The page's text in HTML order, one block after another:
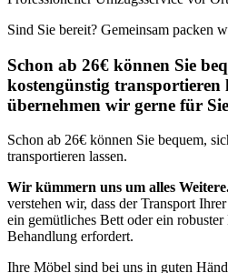
Sind Sie bereit? Gemeinsam packen
Schon ab 26€ können Sie
kostengünstig transportieren
übernehmen wir gerne für
Schon ab 26€ können Sie bequem,
transportieren lassen.
Wir kümmern uns um alles
verstehen wir, dass der Transport
ein gemütliches Bett oder ein
Behandlung erfordert.
Ihre Möbel sind bei uns in guten